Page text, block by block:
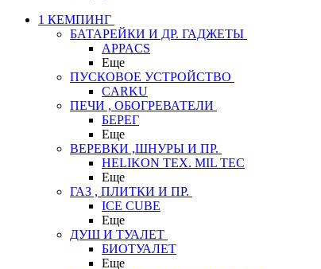
1 КЕМПИНГ
БАТАРЕЙКИ И ДР. ГАДЖЕТЫ
APPACS
Еще
ПУСКОВОЕ УСТРОЙСТВО
CARKU
ПЕЧИ , ОБОГРЕВАТЕЛИ
БЕРЕГ
Еще
ВЕРЕВКИ ,ШНУРЫ И ПР.
HELIKON TEX. MIL TEC
Еще
ГАЗ , ПЛИТКИ И ПР.
ICE CUBE
Еще
ДУШ И ТУАЛЕТ
БИОТУАЛЕТ
Еще